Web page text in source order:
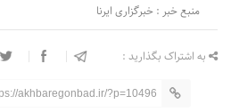
منبع خبر : خبرگزاری ایرنا
به اشتراک بگذارید :
akhbaregonbad.ir/?p=10496